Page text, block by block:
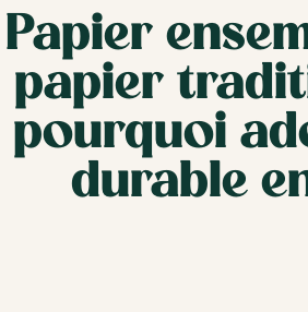
Papier
papier
pourquoi
durable